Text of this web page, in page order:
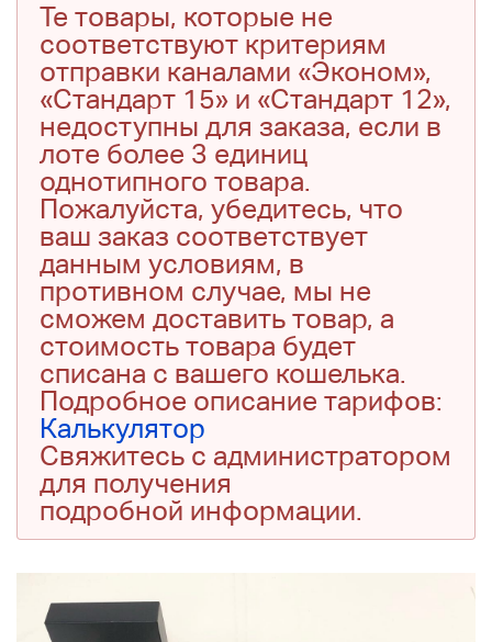
Те товары, которые не
соответствуют критериям
отправки каналами «Эконом»,
«Стандарт 15» и «Стандарт 12»,
недоступны для заказа, если в
лоте более 3 единиц
однотипного товара.
Пожалуйста, убедитесь, что
ваш заказ соответствует
данным условиям, в
противном случае, мы не
сможем доставить товар, а
стоимость товара будет
списана с вашего кошелька.
Подробное описание тарифов:
Калькулятор
Свяжитесь с администратором
для получения
подробной информации.